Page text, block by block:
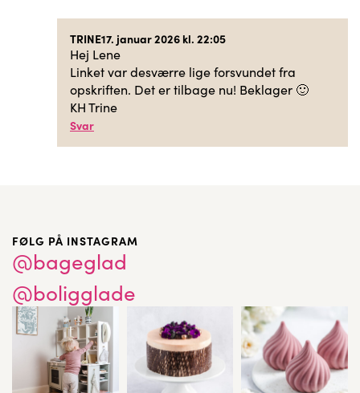
TRINE17. januar 2026 kl. 22:05
Hej Lene
Linket var desværre lige forsvundet fra
opskriften. Det er tilbage nu! Beklager 🙂
KH Trine
Svar
FØLG PÅ INSTAGRAM
@bageglad
@boligglade